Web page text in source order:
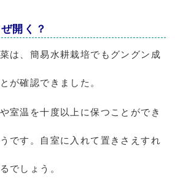
開く？
は、簡易水耕栽培でもグングン成
が確認できました。
室温を十度以上に保つことができ
です。自室に入れて置きさえすれ
でしょう。